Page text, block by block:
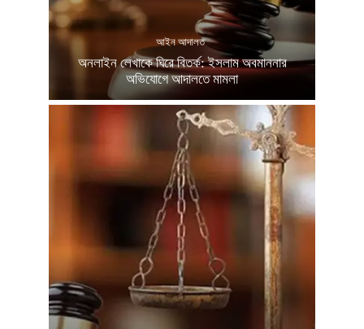
আইন আদালত
অনলাইন লেখাকে ঘিরে বিতর্ক: ইসলাম অবমাননার
অভিযোগে আদালতে মামলা